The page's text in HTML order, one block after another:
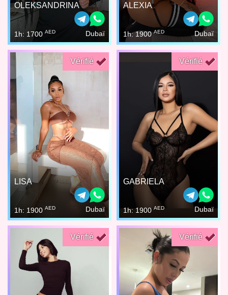
OLEKSANDRINA
1h: 1700 AED Dubaï
ALEXIA
1h: 1900AED Dubaï
Vérifié
LISA
1h: 1900 AED Dubaï
Vérifié
GABRIELA
1h: 1900 AED Dubaï
Vérifié Vérifié